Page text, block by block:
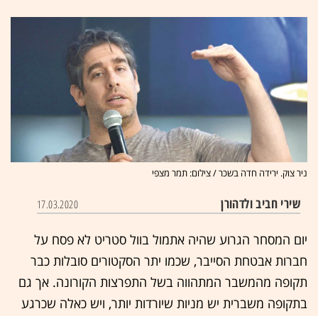
ניר צוק. ירידה חדה בשכר / צילום: תמר מצפי
שירי חביב ולדהורן 17.03.2020
יום המסחר הגרוע שהיה אתמול בוול סטריט לא פסח על
חברות אבטחת הסייבר, שכמו יתר הסקטורים סובלות כבר
תקופה מהמשבר המתהווה בשל התפרצות הקורונה. אך גם
בתקופה משברית יש מניות שיורדות יותר, ויש כאלה שכרגע